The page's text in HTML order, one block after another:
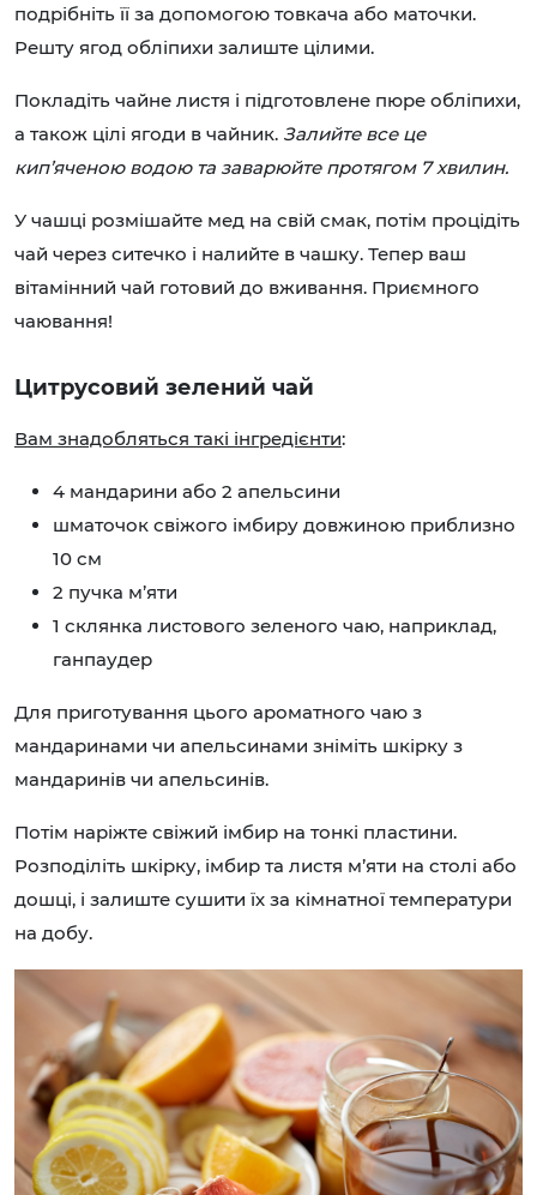
подрібніть її за допомогою товкача або маточки.
Решту ягод обліпихи залиште цілими.
Покладіть чайне листя і підготовлене пюре обліпихи,
а також цілі ягоди в чайник. Залийте все це
кип’яченою водою та заварюйте протягом 7 хвилин.
У чашці розмішайте мед на свій смак, потім процідіть
чай через ситечко і налийте в чашку. Тепер ваш
вітамінний чай готовий до вживання. Приємного
чаювання!
Цитрусовий зелений чай
Вам знадобляться такі інгредієнти:
4 мандарини або 2 апельсини
шматочок свіжого імбиру довжиною приблизно
10 см
2 пучка м’яти
1 склянка листового зеленого чаю, наприклад,
ганпаудер
Для приготування цього ароматного чаю з
мандаринами чи апельсинами зніміть шкірку з
мандаринів чи апельсинів.
Потім наріжте свіжий імбир на тонкі пластини.
Розподіліть шкірку, імбир та листя м’яти на столі або
дошці, і залиште сушити їх за кімнатної температури
на добу.